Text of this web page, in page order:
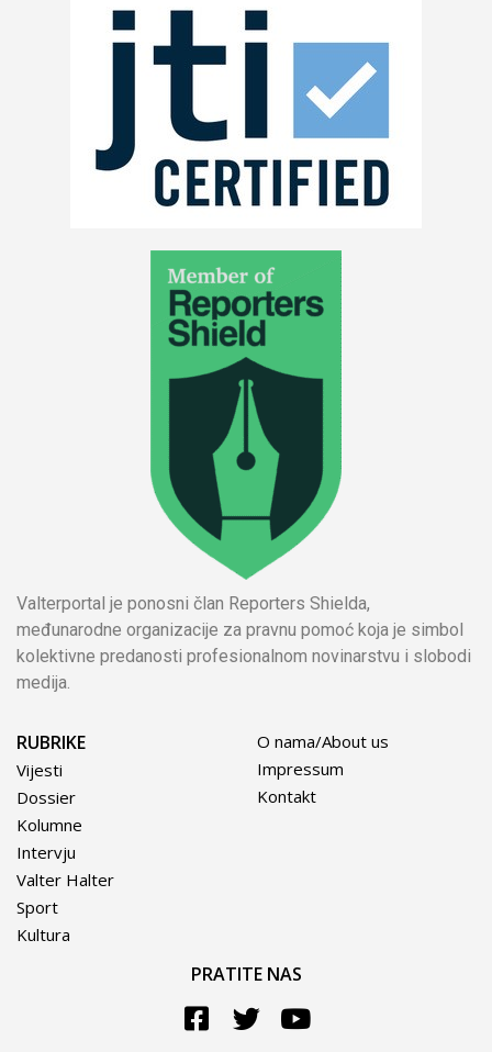
Valterportal je ponosni član Reporters Shielda,
međunarodne organizacije za pravnu pomoć koja je simbol
kolektivne predanosti profesionalnom novinarstvu i slobodi
medija.
RUBRIKE
Vijesti
Dossier
Kolumne
Intervju
Valter Halter
Sport
Kultura
O nama/About us
Impressum
Kontakt
PRATITE NAS